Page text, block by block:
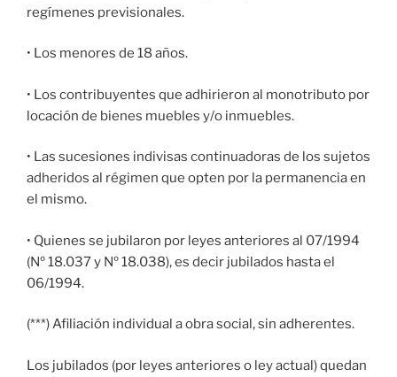
regímenes previsionales.
• Los menores de 18 años.
• Los contribuyentes que adhirieron al monotributo por
locación de bienes muebles y/o inmuebles.
• Las sucesiones indivisas continuadoras de los sujetos
adheridos al régimen que opten por la permanencia en
el mismo.
• Quienes se jubilaron por leyes anteriores al 07/1994
(Nº 18.037 y Nº 18.038), es decir jubilados hasta el
06/1994.
(***) Afiliación individual a obra social, sin adherentes.
Los jubilados (por leyes anteriores o ley actual) quedan